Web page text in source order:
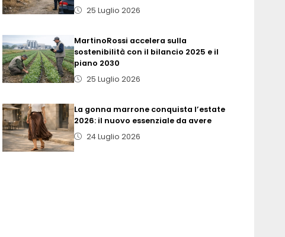
25 Luglio 2026
MartinoRossi accelera sulla
sostenibilità con il bilancio 2025 e il
piano 2030
25 Luglio 2026
La gonna marrone conquista l’estate
2026: il nuovo essenziale da avere
24 Luglio 2026